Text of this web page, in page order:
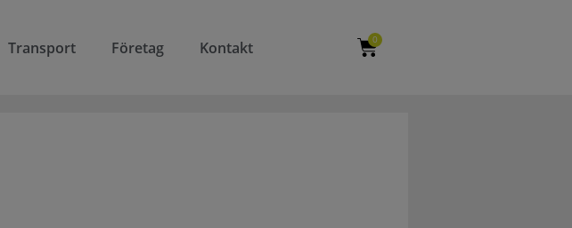
Transport Företag Kontakt 0